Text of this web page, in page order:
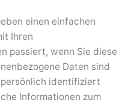
einen einfachen
Ihren
passiert, wenn Sie diese
Daten sind
identifiziert
Informationen zum